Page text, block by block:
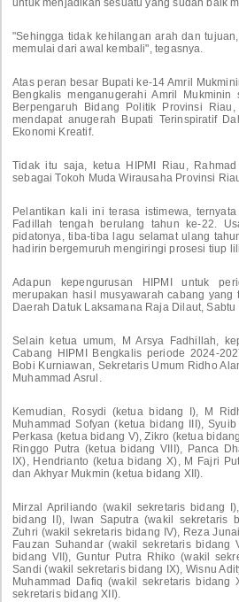
untuk menjadikan sesuatu yang sudah baik
"Sehingga tidak kehilangan arah dan
memulai dari awal kembali", tegasnya.
Atas peran besar Bupati ke-14 Amril
Bengkalis menganugerahi Amril
Berpengaruh Bidang Politik Provinsi
mendapat anugerah Bupati Terinspiratif
Ekonomi Kreatif.
Tidak itu saja, ketua HIPMI Riau,
sebagai Tokoh Muda Wirausaha Provinsi
Pelantikan kali ini terasa istimewa,
Fadillah tengah berulang tahun ke-22.
pidatonya, tiba-tiba lagu selamat ulang
hadirin bergemuruh mengiringi prosesi tiup
Adapun kepengurusan HIPMI untuk
merupakan hasil musyawarah cabang yang
Daerah Datuk Laksamana Raja Dilaut,
Selain ketua umum, M Arsya Fadhillah,
Cabang HIPMI Bengkalis periode 2024-
Bobi Kurniawan, Sekretaris Umum Ridho
Muhammad Asrul.
Kemudian, Rosydi (ketua bidang I), M
Muhammad Sofyan (ketua bidang III),
Perkasa (ketua bidang V), Zikro (ketua
Ringgo Putra (ketua bidang VIII), Panca
IX), Hendrianto (ketua bidang X), M Fajri
dan Akhyar Mukmin (ketua bidang XII).
Mirzal Apriliando (wakil sekretaris bidang
bidang II), Iwan Saputra (wakil sekretaris
Zuhri (wakil sekretaris bidang IV), Reza
Fauzan Suhandar (wakil sekretaris bidang
bidang VII), Guntur Putra Rhiko (wakil
Sandi (wakil sekretaris bidang IX), Wisnu
Muhammad Dafiq (wakil sekretaris bidang
sekretaris bidang XII).